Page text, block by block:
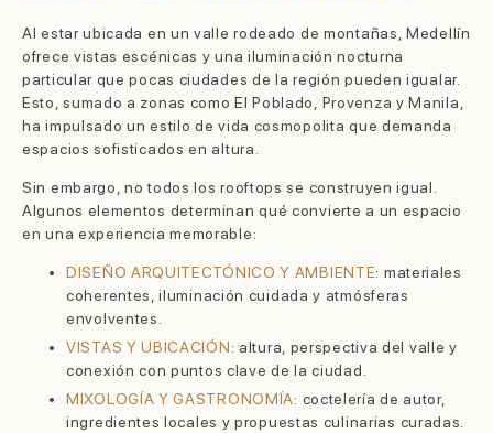
Al estar ubicada en un valle rodeado de montañas, Medellín
ofrece vistas escénicas y una iluminación nocturna
particular que pocas ciudades de la región pueden igualar.
Esto, sumado a zonas como El Poblado, Provenza y Manila,
ha impulsado un estilo de vida cosmopolita que demanda
espacios sofisticados en altura.
Sin embargo, no todos los rooftops se construyen igual.
Algunos elementos determinan qué convierte a un espacio
en una experiencia memorable:
DISEÑO ARQUITECTÓNICO Y AMBIENTE: materiales
coherentes, iluminación cuidada y atmósferas
envolventes.
VISTAS Y UBICACIÓN: altura, perspectiva del valle y
conexión con puntos clave de la ciudad.
MIXOLOGÍA Y GASTRONOMÍA: coctelería de autor,
ingredientes locales y propuestas culinarias curadas.